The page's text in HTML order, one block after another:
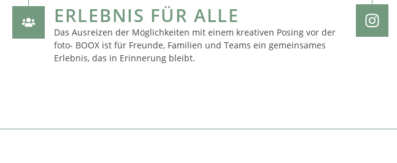
ERLEBNIS FÜR ALLE
Das Ausreizen der Möglichkeiten mit einem kreativen Posing vor der
foto- BOOX ist für Freunde, Familien und Teams ein gemeinsames
Erlebnis, das in Erinnerung bleibt.